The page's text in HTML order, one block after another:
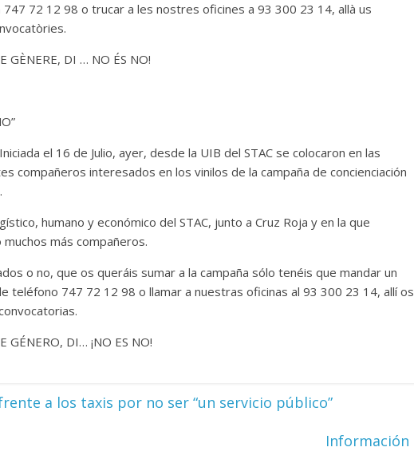
72 12 98 o trucar a les nostres oficines a 93 300 23 14, allà us
GÈNERE, DI … NO ÉS NO!
el 16 de Julio, ayer, desde la UIB del STAC se colocaron en las
compañeros interesados en los vinilos de la campaña de concienciación
humano y económico del STAC, junto a Cruz Roja y en la que
más compañeros.
o no, que os queráis sumar a la campaña sólo tenéis que mandar un
teléfono 747 72 12 98 o llamar a nuestras oficinas al 93 300 23 14, allí os
GÉNERO, DI… ¡NO ES NO!
a los taxis por no ser “un servicio público”
Información